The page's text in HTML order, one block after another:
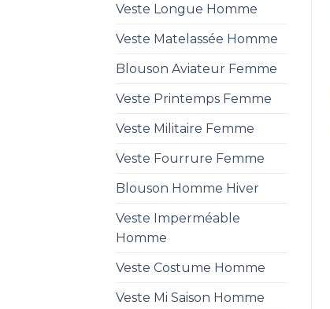
Veste Longue Homme
Veste Matelassée Homme
Blouson Aviateur Femme
Veste Printemps Femme
Veste Militaire Femme
Veste Fourrure Femme
Blouson Homme Hiver
Veste Imperméable
Homme
Veste Costume Homme
Veste Mi Saison Homme